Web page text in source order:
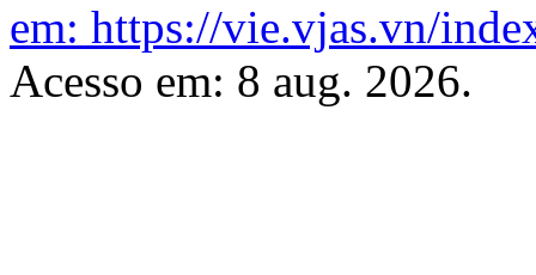
em: https://vie.vjas.vn/
Acesso em: 8 aug. 2026.